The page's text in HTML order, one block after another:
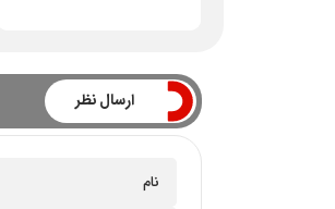
ارسال نظر